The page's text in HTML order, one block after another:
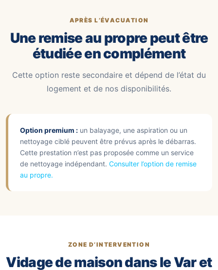
APRÈS L’ÉVACUATION
Une remise au propre peut être
étudiée en complément
Cette option reste secondaire et dépend de l’état du
logement et de nos disponibilités.
Option premium : un balayage, une aspiration ou un
nettoyage ciblé peuvent être prévus après le débarras.
Cette prestation n’est pas proposée comme un service
de nettoyage indépendant. Consulter l’option de remise
au propre.
ZONE D’INTERVENTION
Vidage de maison dans le Var et